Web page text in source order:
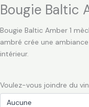
Bougie Baltic
Bougie Baltic Amber 1
ambré crée une
intérieur.
Voulez-vous joindre du